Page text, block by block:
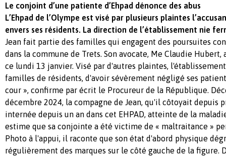
Le conjoint d’une patiente d’Ehpad dénonce des abus
L’Ehpad de l’Olympe est visé par plusieurs plaintes
envers ses résidents. La direction de l’établissement nie
Jean fait partie des familles qui engagent des poursuites
dans la commune de Trets. Son avocate, Me Claudie
ce lundi 13 janvier. Visé par d'autres plaintes,
familles de résidents, d'avoir sévèrement négligé ses
cour », confirme par écrit le Procureur de la République.
décembre 2024, la compagne de Jean, qu'il côtoyait depuis
internée depuis un an dans cet EHPAD, atteinte de la
estime que sa conjointe a été victime de « maltraitance »
Photo à l'appui, il raconte que son état d'abord physique
régulièrement des marques sur le côté gauche de la figure.